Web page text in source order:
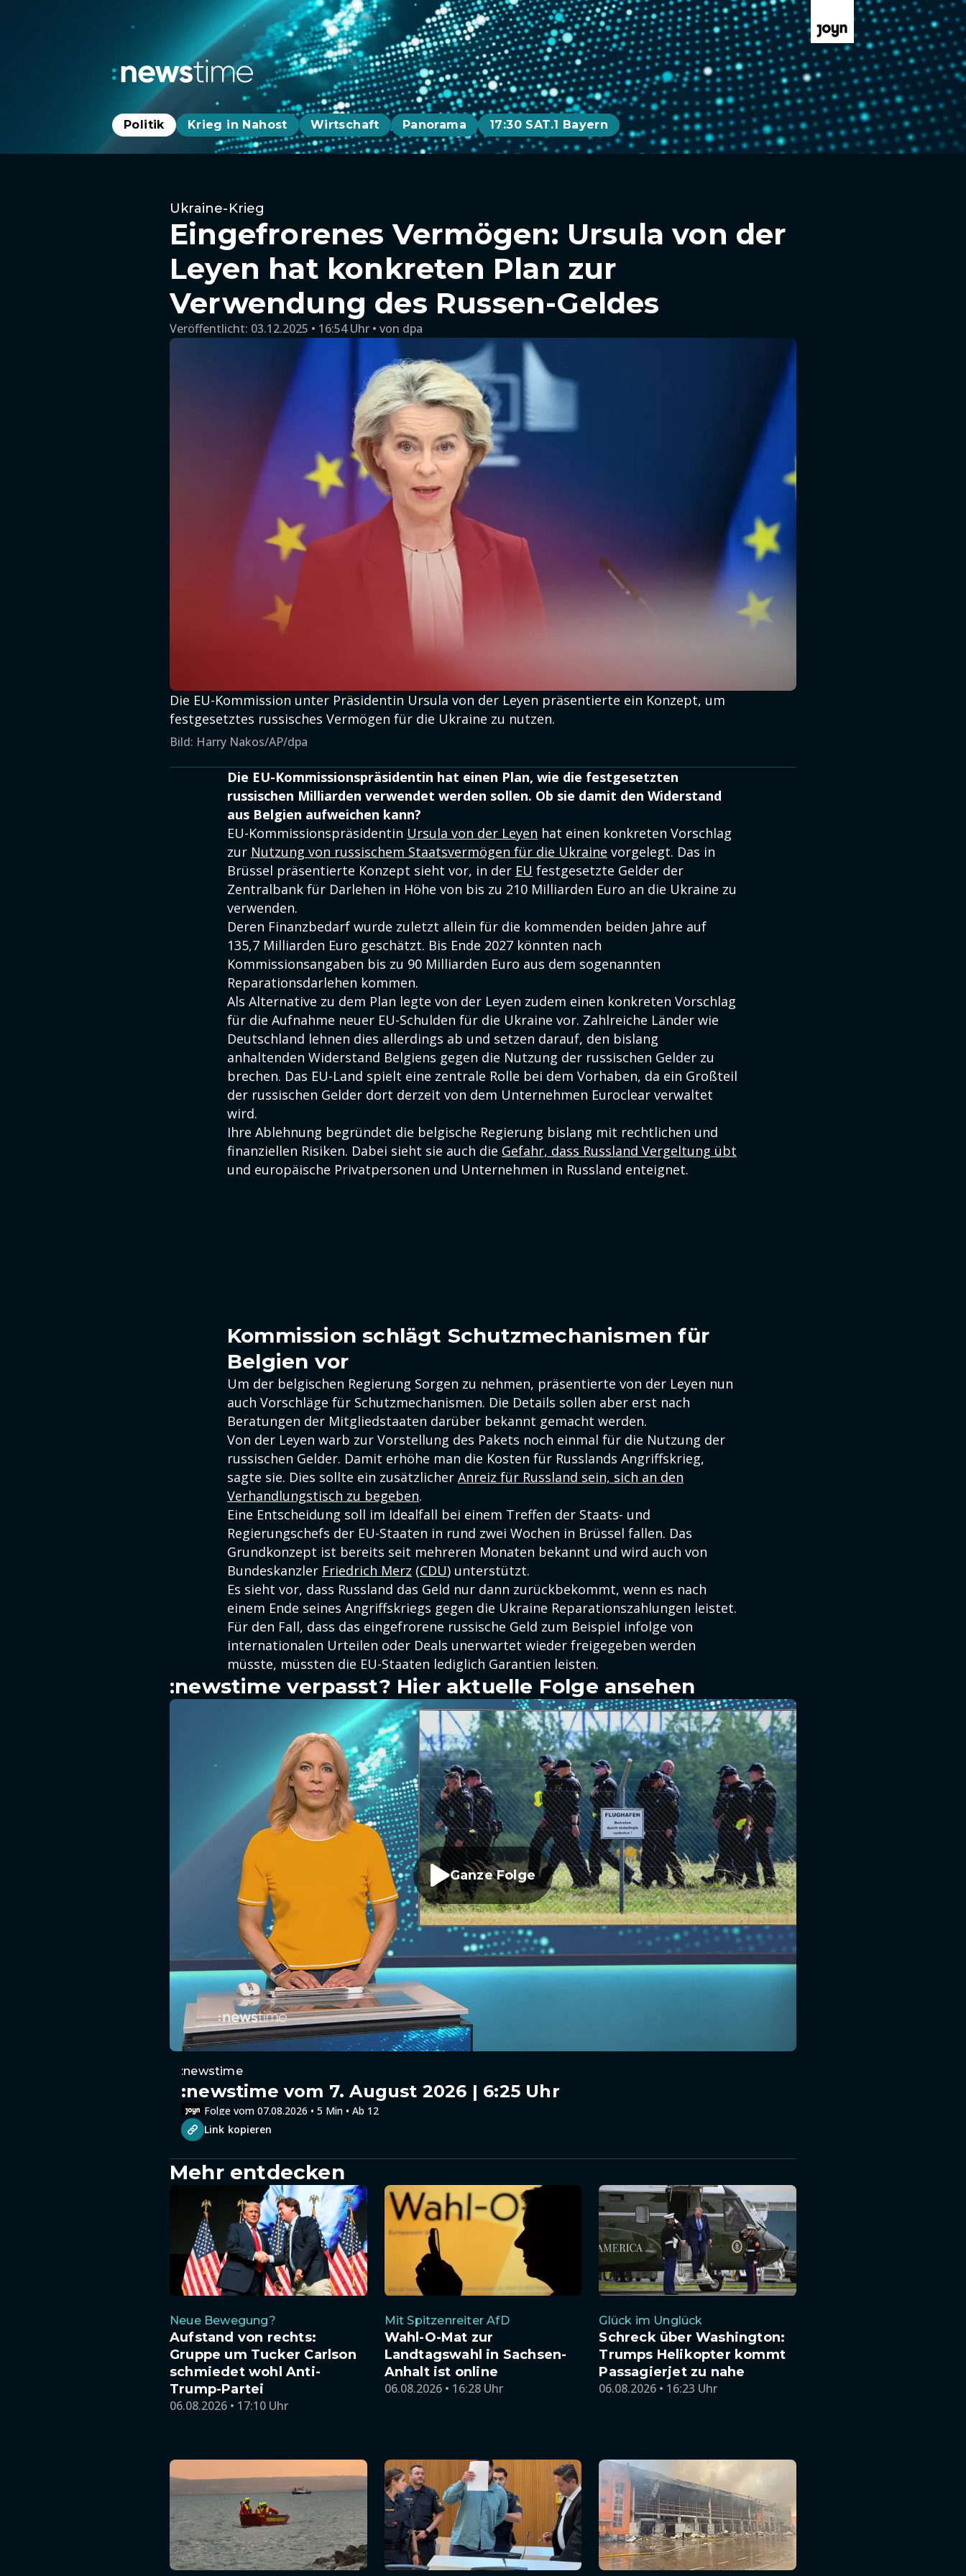
Politik Krieg in Nahost Wirtschaft Panorama 17:30 SAT.1 Bayern
Ukraine-Krieg
Eingefrorenes Vermögen: Ursula von der
Leyen hat konkreten Plan zur
Verwendung des Russen-Geldes
Veröffentlicht: 03.12.2025 • 16:54 Uhr von dpa
Die EU-Kommission unter Präsidentin Ursula von der Leyen präsentierte ein Konzept, um
festgesetztes russisches Vermögen für die Ukraine zu nutzen.
Bild: Harry Nakos/AP/dpa
Die EU-Kommissionspräsidentin hat einen Plan, wie die festgesetzten
russischen Milliarden verwendet werden sollen. Ob sie damit den Widerstand
aus Belgien aufweichen kann?
EU-Kommissionspräsidentin Ursula von der Leyen hat einen konkreten Vorschlag
zur Nutzung von russischem Staatsvermögen für die Ukraine vorgelegt. Das in
Brüssel präsentierte Konzept sieht vor, in der EU festgesetzte Gelder der
Zentralbank für Darlehen in Höhe von bis zu 210 Milliarden Euro an die Ukraine zu
verwenden.
Deren Finanzbedarf wurde zuletzt allein für die kommenden beiden Jahre auf
135,7 Milliarden Euro geschätzt. Bis Ende 2027 könnten nach
Kommissionsangaben bis zu 90 Milliarden Euro aus dem sogenannten
Reparationsdarlehen kommen.
Als Alternative zu dem Plan legte von der Leyen zudem einen konkreten Vorschlag
für die Aufnahme neuer EU-Schulden für die Ukraine vor. Zahlreiche Länder wie
Deutschland lehnen dies allerdings ab und setzen darauf, den bislang
anhaltenden Widerstand Belgiens gegen die Nutzung der russischen Gelder zu
brechen. Das EU-Land spielt eine zentrale Rolle bei dem Vorhaben, da ein Großteil
der russischen Gelder dort derzeit von dem Unternehmen Euroclear verwaltet
wird.
Ihre Ablehnung begründet die belgische Regierung bislang mit rechtlichen und
finanziellen Risiken. Dabei sieht sie auch die Gefahr, dass Russland Vergeltung übt
und europäische Privatpersonen und Unternehmen in Russland enteignet.
Kommission schlägt Schutzmechanismen für
Belgien vor
Um der belgischen Regierung Sorgen zu nehmen, präsentierte von der Leyen nun
auch Vorschläge für Schutzmechanismen. Die Details sollen aber erst nach
Beratungen der Mitgliedstaaten darüber bekannt gemacht werden.
Von der Leyen warb zur Vorstellung des Pakets noch einmal für die Nutzung der
russischen Gelder. Damit erhöhe man die Kosten für Russlands Angriffskrieg,
sagte sie. Dies sollte ein zusätzlicher Anreiz für Russland sein, sich an den
Verhandlungstisch zu begeben.
Eine Entscheidung soll im Idealfall bei einem Treffen der Staats- und
Regierungschefs der EU-Staaten in rund zwei Wochen in Brüssel fallen. Das
Grundkonzept ist bereits seit mehreren Monaten bekannt und wird auch von
Bundeskanzler Friedrich Merz (CDU) unterstützt.
Es sieht vor, dass Russland das Geld nur dann zurückbekommt, wenn es nach
einem Ende seines Angriffskriegs gegen die Ukraine Reparationszahlungen leistet.
Für den Fall, dass das eingefrorene russische Geld zum Beispiel infolge von
internationalen Urteilen oder Deals unerwartet wieder freigegeben werden
müsste, müssten die EU-Staaten lediglich Garantien leisten.
:newstime verpasst? Hier aktuelle Folge ansehen
Ganze Folge
:newstime
:newstime vom 7. August 2026 | 6:25 Uhr
Folge vom 07.08.2026 • 5 Min • Ab 12
Link kopieren
Mehr entdecken
Neue Bewegung?
Aufstand von rechts:
Gruppe um Tucker Carlson
schmiedet wohl Anti-
Trump-Partei
06.08.2026 • 17:10 Uhr
Mit Spitzenreiter AfD
Wahl-O-Mat zur
Landtagswahl in Sachsen-
Anhalt ist online
06.08.2026 • 16:28 Uhr
Glück im Unglück
Schreck über Washington:
Trumps Helikopter kommt
Passagierjet zu nahe
06.08.2026 • 16:23 Uhr